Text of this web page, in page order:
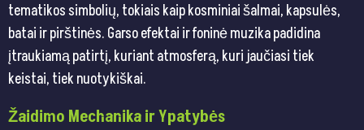
tematikos simbolių, tokiais kaip kosminiai šalmai, kapsulės,
batai ir pirštinės. Garso efektai ir foninė muzika padidina
įtraukiamą patirtį, kuriant atmosferą, kuri jaučiasi tiek
keistai, tiek nuotykiškai.
Žaidimo Mechanika ir Ypatybės